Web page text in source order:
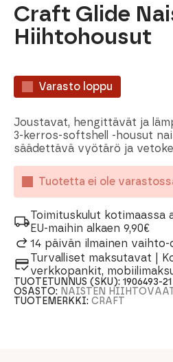
Craft Glide
Hiihtohousut
Varasto loppu
Joustavat, hengittävät ja
3-kerros-softshell -housut
säädettävä vyötärö ja
Tuotetta ei ole
Toimituskulut kotimaassa
EU-maihin alkaen 9,90€
14 päivän ilmainen
Turvalliset maksutavat |
verkkopankit,
TUOTETUNNUS (SKU):1906493-21
OSASTO: NAISTEN
TUOTEMERKKI:CRAFT